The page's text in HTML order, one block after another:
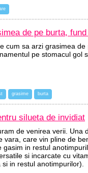
de pe burta,
cum sa arzi grasimea
pe stomacul
grasime burta
silueta de invidiat
de venirea verii. Una
vara, care vin pline de
gasim in restul
si incarcate cu
in restul anotimpurilor).